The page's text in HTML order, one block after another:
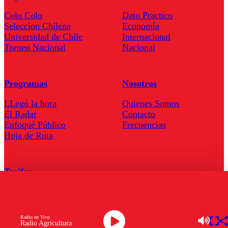
Radio Agricultura
Radio en Vivo
Colo Colo
Seleccion Chilena
Universidad de Chile
Torneo Nacional
Dato Practico
Economía
Internacional
Nacional
Programas
LLegó la hora
El Radar
Enfoqué Público
Hoja de Ruta
Nosotros
Quienes Somos
Contacto
Frecuencias
Tarifas